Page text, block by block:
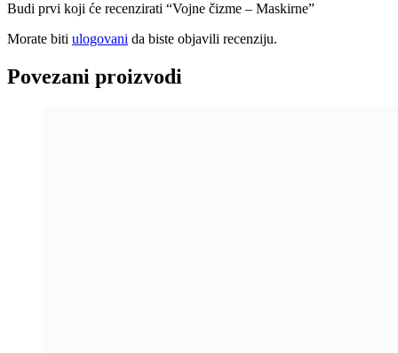
Budi prvi koji će recenzirati “Vojne čizme – Maskirne”
Morate biti ulogovani da biste objavili recenziju.
Povezani proizvodi